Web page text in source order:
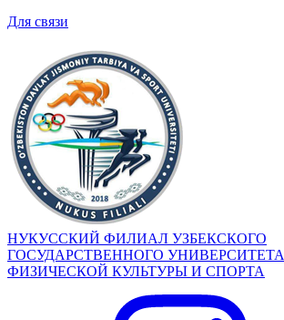
Для связи
НУКУССКИЙ ФИЛИАЛ УЗБЕКСКОГО
ГОСУДАРСТВЕННОГО УНИВЕРСИТЕТА
ФИЗИЧЕСКОЙ КУЛЬТУРЫ И СПОРТА